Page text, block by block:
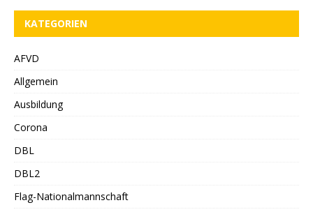
KATEGORIEN
AFVD
Allgemein
Ausbildung
Corona
DBL
DBL2
Flag-Nationalmannschaft